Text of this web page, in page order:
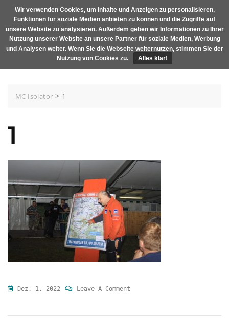
content
MENU
MC Isolator > 1
1
Dez. 1, 2022 Leave A Comment
Wir verwenden Cookies, um Inhalte und Anzeigen zu personalisieren,
Funktionen für soziale Medien anbieten zu können und die Zugriffe auf
unsere Website zu analysieren. Außerdem geben wir Informationen zu Ihrer
Nutzung unserer Website an unsere Partner für soziale Medien, Werbung
und Analysen weiter. Wenn Sie die Webseite weiternutzen, stimmen Sie der
Nutzung von Cookies zu.
Alles klar!